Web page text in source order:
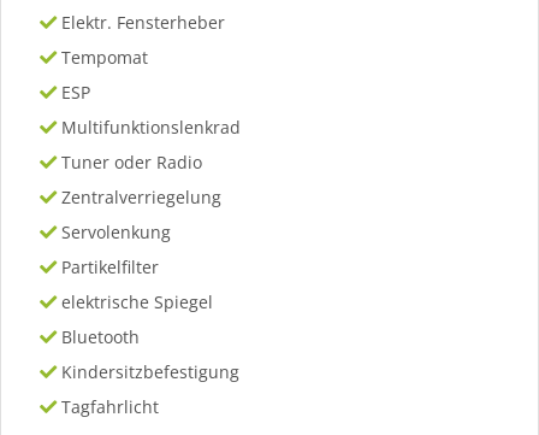
Elektr. Fensterheber
Tempomat
ESP
Multifunktionslenkrad
Tuner oder Radio
Zentralverriegelung
Servolenkung
Partikelfilter
elektrische Spiegel
Bluetooth
Kindersitzbefestigung
Tagfahrlicht